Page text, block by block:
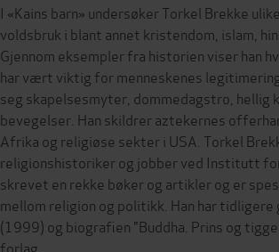
I «Kains barn» undersøker Torkel Brekke
voldsbruk i blant annet kristendom, islam,
Gjennom eksempler fra historien viser han
har vært viktig for menneskenes
seg skapelsesmyter, dommedagstro, hellig
bevegelser. Han skildrer aztekernes
Afrika og religiøse sekter i USA. Torkel
religionshistoriker og jobber ved Institutt
skrevet en rekke bøker og artikler og er
mellom religion og politikk. Han har
(1999) og biografien "Buddha. Prins og